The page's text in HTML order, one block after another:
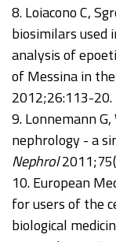
8. Loiacono C,
biosimilars used
analysis of
of Messina in
2012;26:113-20.
9. Lonnemann
nephrology - a
Nephrol
10. European
for users of the
biological